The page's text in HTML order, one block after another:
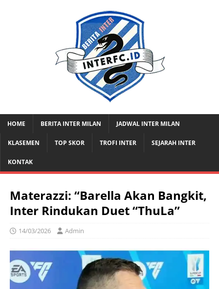
HOME BERITA INTER MILAN JADWAL INTER MILAN
KLASEMEN TOP SKOR TROFI INTER SEJARAH INTER
KONTAK
Materazzi: “Barella Akan Bangkit,
Inter Rindukan Duet “ThuLa”
14/03/2026 Admin